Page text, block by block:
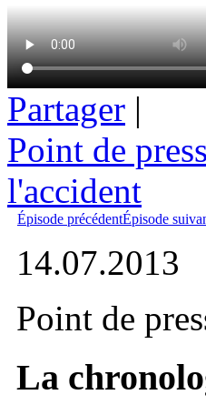
Partager |
Point de
l'accident
Épisode précédentÉpisode
14.07.2013
Point de
La